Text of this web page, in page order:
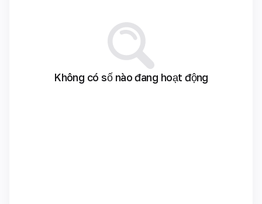
Không có số nào đang hoạt động